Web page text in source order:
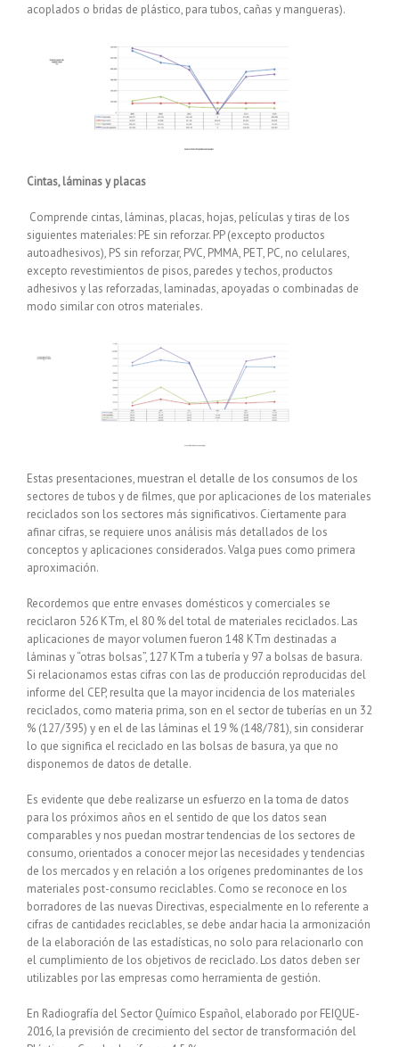
acoplados o bridas de plástico, para tubos, cañas y mangueras).
Cintas, láminas y placas
Comprende cintas, láminas, placas, hojas, películas y tiras de los
siguientes materiales: PE sin reforzar. PP (excepto productos
autoadhesivos), PS sin reforzar, PVC, PMMA, PET, PC, no celulares,
excepto revestimientos de pisos, paredes y techos, productos
adhesivos y las reforzadas, laminadas, apoyadas o combinadas de
modo similar con otros materiales.
Estas presentaciones, muestran el detalle de los consumos de los
sectores de tubos y de filmes, que por aplicaciones de los materiales
reciclados son los sectores más significativos. Ciertamente para
afinar cifras, se requiere unos análisis más detallados de los
conceptos y aplicaciones considerados. Valga pues como primera
aproximación.
Recordemos que entre envases domésticos y comerciales se
reciclaron 526 KTm, el 80 % del total de materiales reciclados. Las
aplicaciones de mayor volumen fueron 148 KTm destinadas a
láminas y “otras bolsas”, 127 KTm a tubería y 97 a bolsas de basura.
Si relacionamos estas cifras con las de producción reproducidas del
informe del CEP, resulta que la mayor incidencia de los materiales
reciclados, como materia prima, son en el sector de tuberías en un 32
% (127/395) y en el de las láminas el 19 % (148/781), sin considerar
lo que significa el reciclado en las bolsas de basura, ya que no
disponemos de datos de detalle.
Es evidente que debe realizarse un esfuerzo en la toma de datos
para los próximos años en el sentido de que los datos sean
comparables y nos puedan mostrar tendencias de los sectores de
consumo, orientados a conocer mejor las necesidades y tendencias
de los mercados y en relación a los orígenes predominantes de los
materiales post-consumo reciclables. Como se reconoce en los
borradores de las nuevas Directivas, especialmente en lo referente a
cifras de cantidades reciclables, se debe andar hacia la armonización
de la elaboración de las estadísticas, no solo para relacionarlo con
el cumplimiento de los objetivos de reciclado. Los datos deben ser
utilizables por las empresas como herramienta de gestión.
En Radiografía del Sector Químico Español, elaborado por FEIQUE-
2016, la previsión de crecimiento del sector de transformación del